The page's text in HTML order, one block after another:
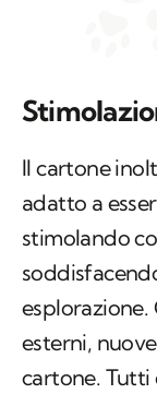
Il cartone
adatto a
stimolando
esplorazione.
esterni,
cartone. Tutti